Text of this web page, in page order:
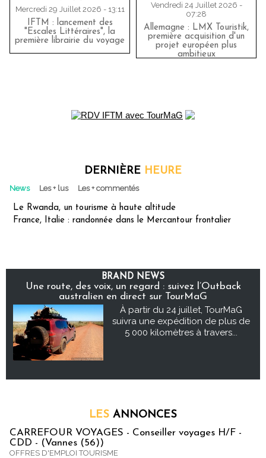
Mercredi 29 Juillet 2026 - 13:11
IFTM : lancement des
"Escales Littéraires", la
première librairie du voyage
Vendredi 24 Juillet 2026 -
07:28
Allemagne : LMX Touristik,
première acquisition d'un
projet européen plus
ambitieux
DERNIÈRE HEURE
News Les + lus Les + commentés
Le Rwanda, un tourisme à haute altitude
France, Italie : randonnée dans le Mercantour frontalier
BRAND NEWS
Une route, des voix, un regard : suivez l’Outback
australien en direct sur TourMaG
À partir du 24 juillet, TourMaG
suivra une expédition de plus de
5 000 kilomètres à travers...
LES ANNONCES
CARREFOUR VOYAGES - Conseiller voyages H/F -
CDD - (Vannes (56))
OFFRES D'EMPLOI TOURISME